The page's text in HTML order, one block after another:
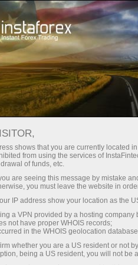
فتح الحساب الفوري
للشركاء
فتح حساب
shows that you are currently located
from using the services of
of funds, etc.
are seeing this message by mistake
you must leave the website in
IP address show your location as the
a VPN provided by a hosting company
not have proper WHOIS records;
in the WHOIS geolocation
whether you are a US resident or not
being a US resident, you will not be